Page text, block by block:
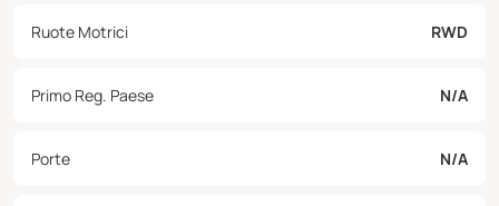
Ruote Motrici RWD
Primo Reg. Paese N/A
Porte N/A